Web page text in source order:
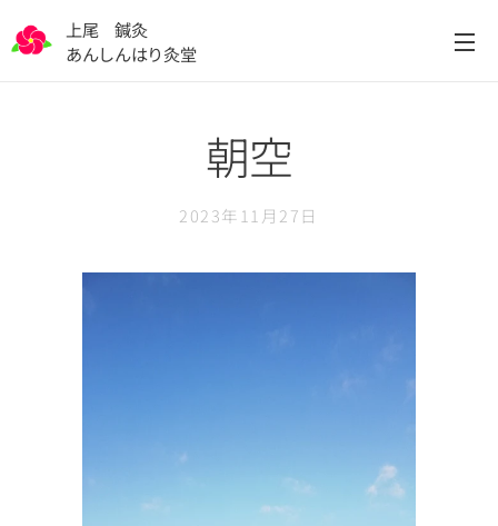
上尾 鍼灸
あんしんはり灸堂
朝空
2023年11月27日